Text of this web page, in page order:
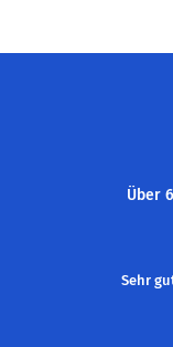
Über
Sehr